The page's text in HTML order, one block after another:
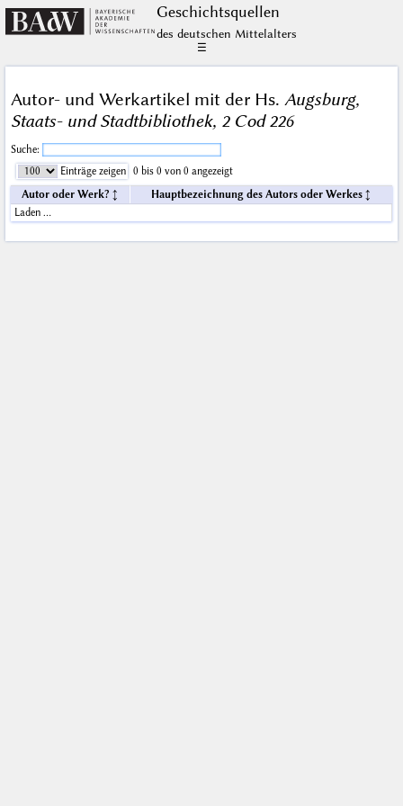
Geschichts­quellen
des deutschen Mittelalters
☰
Autor- und Werkartikel mit der Hs. Augsburg,
Staats- und Stadtbibliothek, 2 Cod 226
Suche:
Einträge zeigen
0 bis 0 von 0 angezeigt
Autor oder Werk?
Hauptbezeichnung des Autors oder Werkes
Laden …